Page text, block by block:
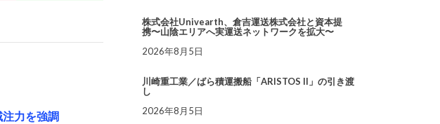
力を強調
株式会社Univearth、倉吉運送株式会社と資本提
携〜山陰エリアへ実運送ネットワークを拡大〜
2026年8月5日
川崎重工業／ばら積運搬船「ARISTOS II」の引き渡
し
2026年8月5日